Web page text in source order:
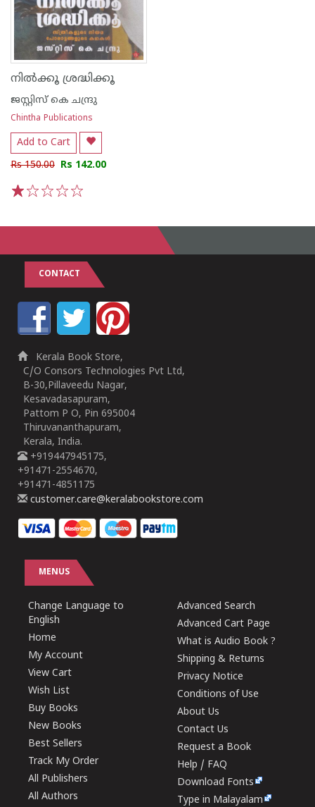
നില്‍ക്കൂ ശ്രദ്ധിക്കൂ
ജസ്റ്റിസ് കെ ചന്ദ്രു
Chintha Publications
Add to Cart
Rs 150.00 Rs 142.00
CONTACT
Kerala Book Store,
C/O Consors Technologies Pvt Ltd,
B-30,Pillaveedu Nagar,
Kesavadasapuram,
Pattom P O, Pin 695004
Thiruvananthapuram,
Kerala, India.
+919447945175,
+91471-2554670,
+91471-4851175
customer.care@keralabookstore.com
MENUS
Change Language to
English
Home
My Account
View Cart
Wish List
Buy Books
New Books
Best Sellers
Track My Order
All Publishers
All Authors
Advanced Search
Advanced Cart Page
What is Audio Book ?
Shipping & Returns
Privacy Notice
Conditions of Use
About Us
Contact Us
Request a Book
Help / FAQ
Download Fonts
Type in Malayalam